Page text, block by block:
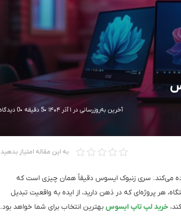
آخرین به‌روزرسانی در ۱ آذر ۱۴۰۴ 5 دقیقه 0 دیدگاه
به این مقاله امتیاز بدهید
می‌کند. سری زنبوک ایسوس دقیقاً همان چیزی است که
هر پروژه‌ای که در ذهن دارید، از ایده به واقعیت تبدیل
خرید لپ‌ تاپ ایسوس بهترین انتخاب برای شما خواهد بود.